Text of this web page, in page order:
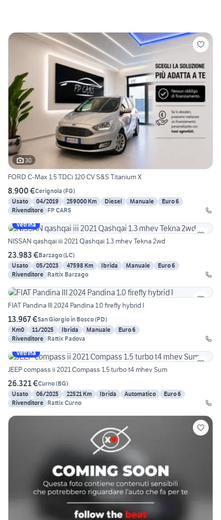
30
FORD C-Max 1.5 TDCi 120 CV S&S Titanium X
8.900 €Cerignola (FG)
Usato
04/2019 259000 Km Diesel Manuale
Euro 6
Rivenditore FP CARS
Vetrina
NISSAN qashqai iii 2021 Qashqai 1.3 mhev Tekna 2wd
23.983 €Barzago(LC)
Usato
05/2023 47598 Km Ibrida Manuale
Euro 6
Rivenditore Rattix Barzago
FIAT Pandina III 2024 Pandina 1.0 firefly hybrid I
13.967 €San Giorgio in Bosco(PD)
Km0
11/2025 Ibrida Manuale
Euro 6
Rivenditore Rattix Padova
Vetrina
JEEP compass ii 2021 Compass 1.5 turbo t4 mhev Sum
26.321 €Curno(BG)
Usato
06/2025 22521 Km Ibrida Automatico
Euro 6
Rivenditore Rattix Curno